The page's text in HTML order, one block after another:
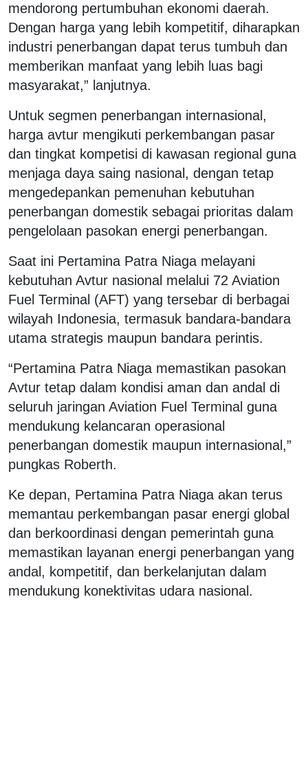
mendorong pertumbuhan ekonomi daerah.
Dengan harga yang lebih kompetitif, diharapkan
industri penerbangan dapat terus tumbuh dan
memberikan manfaat yang lebih luas bagi
masyarakat,” lanjutnya.
Untuk segmen penerbangan internasional,
harga avtur mengikuti perkembangan pasar
dan tingkat kompetisi di kawasan regional guna
menjaga daya saing nasional, dengan tetap
mengedepankan pemenuhan kebutuhan
penerbangan domestik sebagai prioritas dalam
pengelolaan pasokan energi penerbangan.
Saat ini Pertamina Patra Niaga melayani
kebutuhan Avtur nasional melalui 72 Aviation
Fuel Terminal (AFT) yang tersebar di berbagai
wilayah Indonesia, termasuk bandara-bandara
utama strategis maupun bandara perintis.
“Pertamina Patra Niaga memastikan pasokan
Avtur tetap dalam kondisi aman dan andal di
seluruh jaringan Aviation Fuel Terminal guna
mendukung kelancaran operasional
penerbangan domestik maupun internasional,”
pungkas Roberth.
Ke depan, Pertamina Patra Niaga akan terus
memantau perkembangan pasar energi global
dan berkoordinasi dengan pemerintah guna
memastikan layanan energi penerbangan yang
andal, kompetitif, dan berkelanjutan dalam
mendukung konektivitas udara nasional.